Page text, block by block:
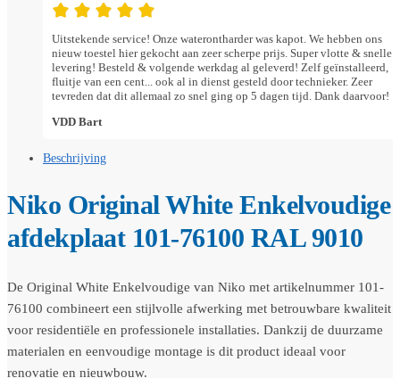
Uitstekende service! Onze waterontharder was kapot. We hebben ons
nieuw toestel hier gekocht aan zeer scherpe prijs. Super vlotte & snelle
levering! Besteld & volgende werkdag al geleverd! Zelf geïnstalleerd,
fluitje van een cent... ook al in dienst gesteld door technieker. Zeer
tevreden dat dit allemaal zo snel ging op 5 dagen tijd. Dank daarvoor!
VDD Bart
Beschrijving
Niko Original White Enkelvoudige
afdekplaat 101-76100 RAL 9010
De Original White Enkelvoudige van Niko met artikelnummer 101-
76100 combineert een stijlvolle afwerking met betrouwbare kwaliteit
voor residentiële en professionele installaties. Dankzij de duurzame
materialen en eenvoudige montage is dit product ideaal voor
renovatie en nieuwbouw.